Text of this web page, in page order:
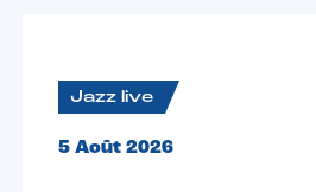
Jazz live
5 Août 2026